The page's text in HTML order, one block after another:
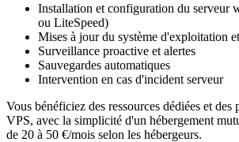
Installation et configuration du serveur
ou LiteSpeed)
Mises à jour du système d'exploitation
Surveillance proactive et alertes
Sauvegardes automatiques
Intervention en cas d'incident serveur
Vous bénéficiez des ressources dédiées et des
VPS, avec la simplicité d'un hébergement
de 20 à 50 €/mois selon les hébergeurs.